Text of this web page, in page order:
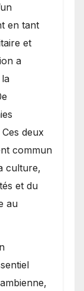
en tant
et
a
Ces deux
commun
culture,
et du
au